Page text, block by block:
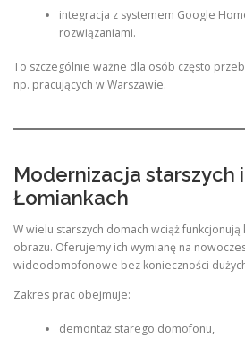
integracja z systemem Google
rozwiązaniami.
To szczególnie ważne dla osób często
np. pracujących w Warszawie.
Modernizacja starszych
Łomiankach
W wielu starszych domach wciąż
obrazu. Oferujemy ich wymianę na
wideodomofonowe bez konieczności
Zakres prac obejmuje:
demontaż starego domofonu,